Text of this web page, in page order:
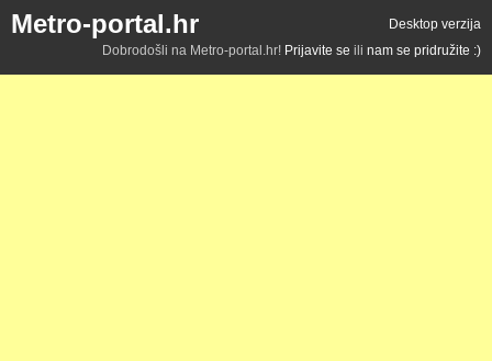
Metro-portal.hr
Desktop verzija
Dobrodošli na Metro-portal.hr! Prijavite se ili nam se pridružite :)